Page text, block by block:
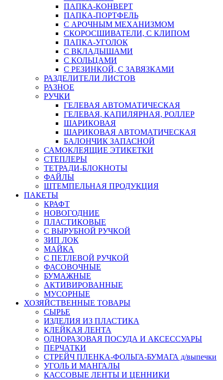
ПАПКА-КОНВЕРТ
ПАПКА-ПОРТФЕЛЬ
С АРОЧНЫМ МЕХАНИЗМОМ
СКОРОСШИВАТЕЛИ, С КЛИПОМ
ПАПКА-УГОЛОК
С ВКЛАДЫШАМИ
С КОЛЬЦАМИ
С РЕЗИНКОЙ, С ЗАВЯЗКАМИ
РАЗДЕЛИТЕЛИ ЛИСТОВ
РАЗНОЕ
РУЧКИ
ГЕЛЕВАЯ АВТОМАТИЧЕСКАЯ
ГЕЛЕВАЯ, КАПИЛЯРНАЯ, РОЛЛЕР
ШАРИКОВАЯ
ШАРИКОВАЯ АВТОМАТИЧЕСКАЯ
БАЛОНЧИК ЗАПАСНОЙ
САМОКЛЕЯЩИЕ ЭТИКЕТКИ
СТЕПЛЕРЫ
ТЕТРАДИ-БЛОКНОТЫ
ФАЙЛЫ
ШТЕМПЕЛЬНАЯ ПРОДУКЦИЯ
ПАКЕТЫ
КРАФТ
НОВОГОДНИЕ
ПЛАСТИКОВЫЕ
С ВЫРУБНОЙ РУЧКОЙ
ЗИП ЛОК
МАЙКА
С ПЕТЛЕВОЙ РУЧКОЙ
ФАСОВОЧНЫЕ
БУМАЖНЫЕ
АКТИВИРОВАННЫЕ
МУСОРНЫЕ
ХОЗЯЙСТВЕННЫЕ ТОВАРЫ
СЫРЬЕ
ИЗДЕЛИЯ ИЗ ПЛАСТИКА
КЛЕЙКАЯ ЛЕНТА
ОДНОРАЗОВАЯ ПОСУДА И АКСЕССУАРЫ
ПЕРЧАТКИ
СТРЕЙЧ ПЛЕНКА-ФОЛЬГА-БУМАГА д/выпечки
УГОЛЬ И МАНГАЛЫ
КАССОВЫЕ ЛЕНТЫ И ЦЕННИКИ